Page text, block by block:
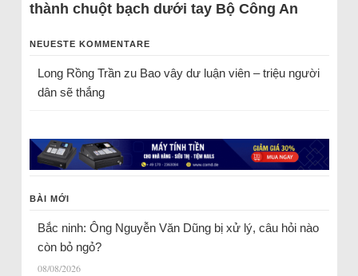
thành chuột bạch dưới tay Bộ Công An
NEUESTE KOMMENTARE
Long Rồng Trầnzu Bao vây dư luận viên – triệu người
dân sẽ thắng
BÀI MỚI
Bắc ninh: Ông Nguyễn Văn Dũng bị xử lý, câu hỏi nào
còn bỏ ngỏ?
08/08/2026